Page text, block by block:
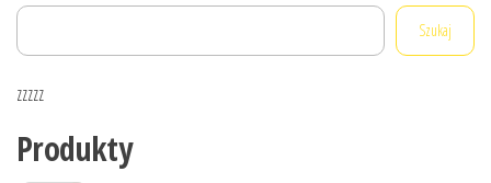
Szukaj
zzzzz
Produkty